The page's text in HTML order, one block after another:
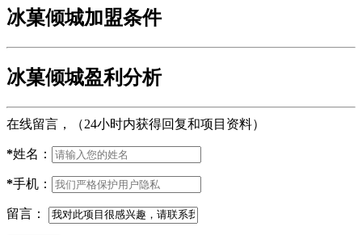
冰菓倾城加盟条件
冰菓倾城盈利分析
在线留言，（24小时内获得回复和项目资料）
*姓名：
*手机：
留言：